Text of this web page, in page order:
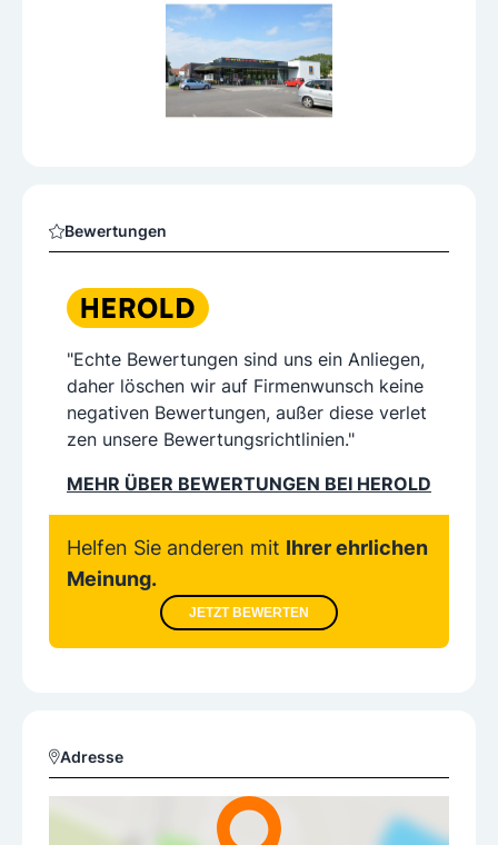
Bewertungen
"Echte Bewertungen sind uns ein Anliegen,
daher löschen wir auf Firmenwunsch keine
negativen Bewertungen, außer diese verlet
zen unsere Bewertungsrichtlinien."
MEHR ÜBER BEWERTUNGEN BEI HEROLD
Helfen Sie anderen mit Ihrer ehrlichen
Meinung.
JETZT BEWERTEN
Adresse